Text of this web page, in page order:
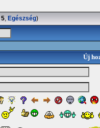
5, Egészség)
Új